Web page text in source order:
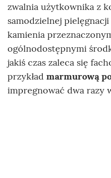
zwalnia użytkownika z
samodzielnej
kamienia
ogólnodostępnymi
jakiś czas zaleca się
przykład marmurową
impregnować dwa razy